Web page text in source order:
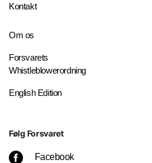
Kontakt
Om os
Forsvarets
Whistleblowerordning
English Edition
Følg Forsvaret
Facebook